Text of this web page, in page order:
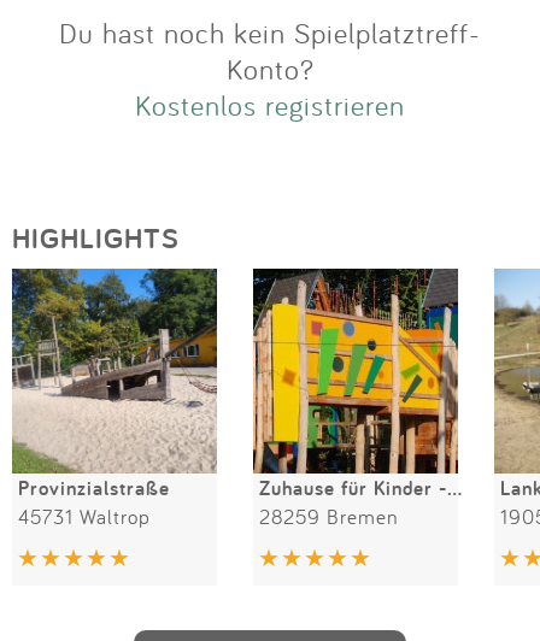
Du hast noch kein Spielplatztreff-
Konto?
Kostenlos registrieren
HIGHLIGHTS
Provinzialstraße
45731 Waltrop
Zuhause für Kinder - Bewegungsspielplatz
28259 Bremen